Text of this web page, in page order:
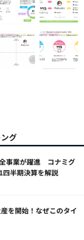
グ
事業が躍進 コナミグ
四半期決算を解説
を開始！なぜこのタイ